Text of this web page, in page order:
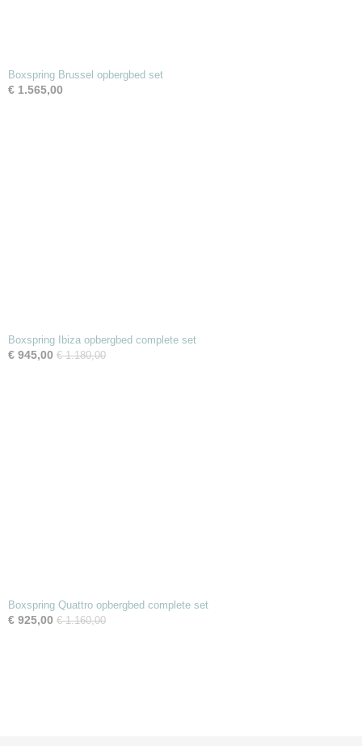
Boxspring Brussel opbergbed set
€ 1.565,00
Boxspring Ibiza opbergbed complete set
€ 945,00 € 1.180,00
Boxspring Quattro opbergbed complete set
€ 925,00 € 1.160,00